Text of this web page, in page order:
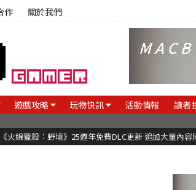
作 關於我們
遊戲攻略 玩物快訊 活動情報 讀者
《火線獵殺：野境》25週年免費DLC更新 追加大量內